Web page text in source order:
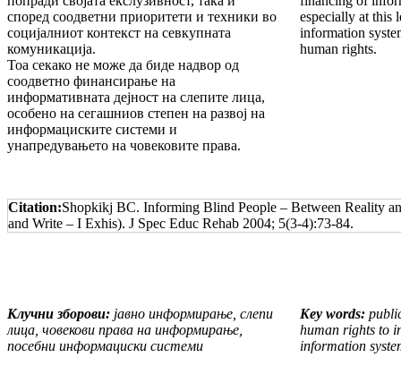
според соодветни приоритети и техники во
социјалниот контекст на севкупната
комуникација.
Тоа секако не може да биде надвор од
соодветно финансирање на
информативната дејност на слепите лица,
особено на сегашниов степен на развој на
информациските системи и
унапредувањето на човековите права.
especially at this
information
human rights.
Citation:Shopkikj BC. Informing Blind People – Between Reality
and Write – I Exhis). J Spec Educ Rehab 2004; 5(3-4):73-84.
Клучни зборови: јавно информирање, слепи
лица, човекови права на информирање,
посебни информациски системи
Key words:
human rights to
information